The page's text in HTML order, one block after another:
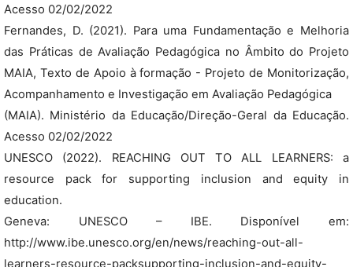
Acesso 02/02/2022
Fernandes, D. (2021). Para uma Fundamentação e Melhoria
das Práticas de Avaliação Pedagógica no Âmbito do Projeto
MAIA, Texto de Apoio à formação - Projeto de Monitorização,
Acompanhamento e Investigação em Avaliação Pedagógica
(MAIA). Ministério da Educação/Direção-Geral da Educação.
Acesso 02/02/2022
UNESCO (2022). REACHING OUT TO ALL LEARNERS: a
resource pack for supporting inclusion and equity in
education.
Geneva: UNESCO – IBE. Disponível em:
http://www.ibe.unesco.org/en/news/reaching-out-all-
learners-resource-packsupporting-inclusion-and-equity-